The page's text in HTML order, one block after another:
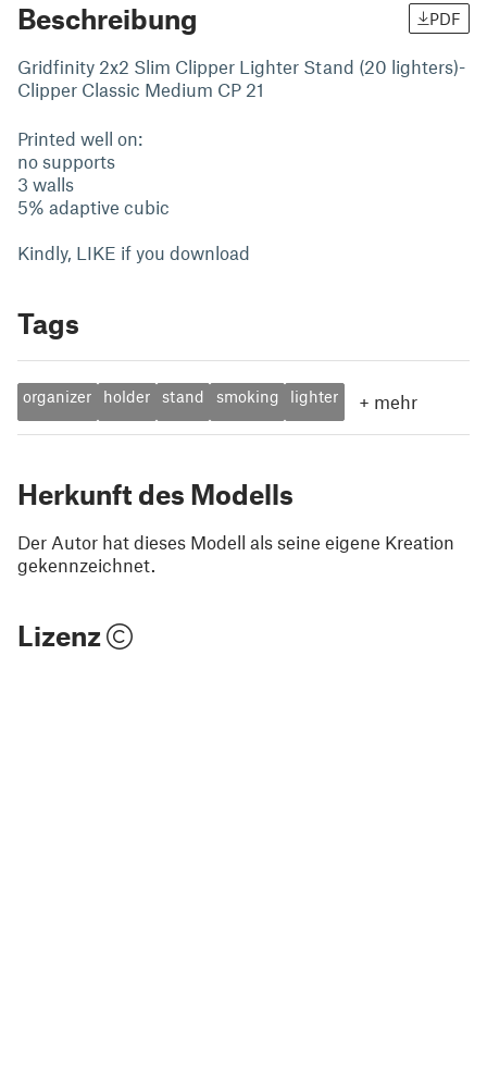
Beschreibung PDF
Gridfinity 2x2 Slim Clipper Lighter Stand (20 lighters)-
Clipper Classic Medium CP 21
Printed well on:
no supports
3 walls
5% adaptive cubic
Kindly, LIKE if you download
Tags
organizer holder stand smoking lighter + mehr
Herkunft des Modells
Der Autor hat dieses Modell als seine eigene Kreation
gekennzeichnet.
Lizenz